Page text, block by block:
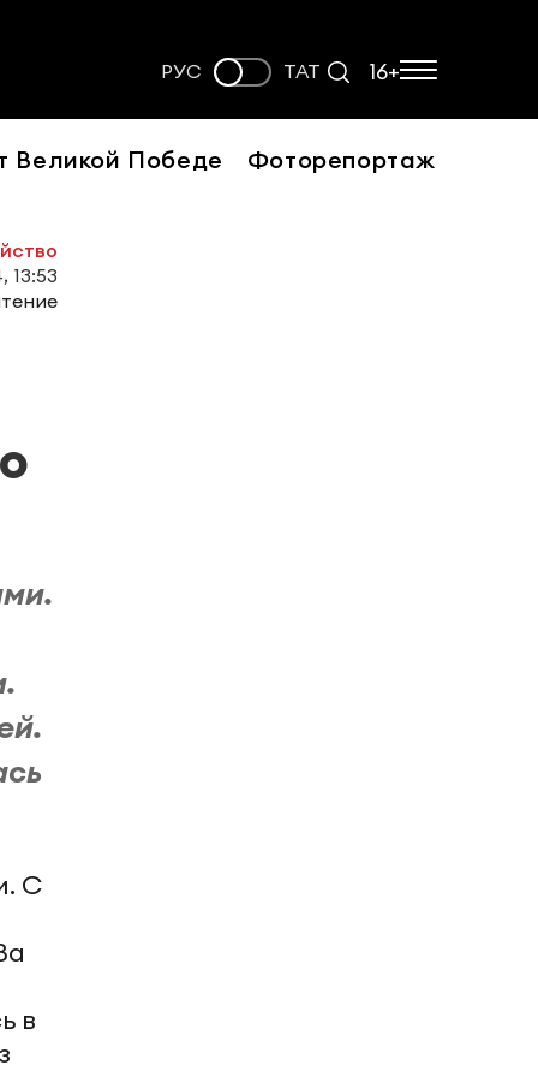
РУС ТАТ 16+
Великой Победе Фоторепортаж
13:53
С
в